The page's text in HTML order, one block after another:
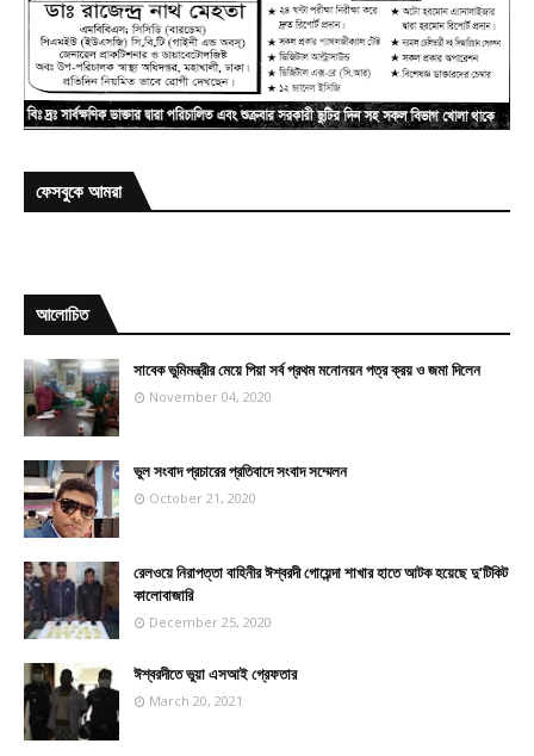
ফেসবুকে আমরা
আলোচিত
সাবেক ভুমিমন্ত্রীর মেয়ে পিয়া সর্ব প্রথম মনোনয়ন পত্র ক্রয় ও জমা দিলেন
November 04, 2020
ভুল সংবাদ প্রচারের প্রতিবাদে সংবাদ সম্মেলন
October 21, 2020
রেলওয়ে নিরাপত্তা বাহিনীর ঈশ্বরদী গোয়েন্দা শাখার হাতে আটক হয়েছে দু’টিকিট
কালোবাজারি
December 25, 2020
ঈশ্বরদীতে ভুয়া এসআই গ্রেফতার
March 20, 2021